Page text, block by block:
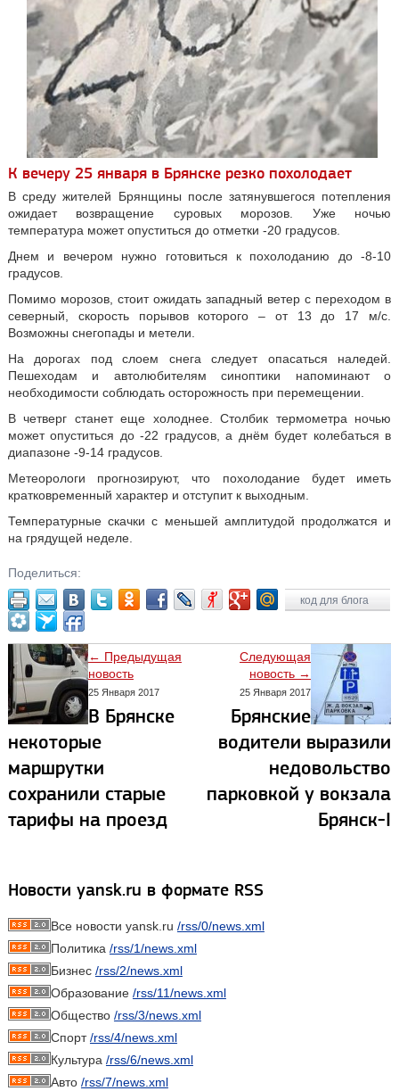
К вечеру 25 января в Брянске резко похолодает
В среду жителей Брянщины после затянувшегося потепления
ожидает возвращение суровых морозов. Уже ночью
температура может опуститься до отметки -20 градусов.
Днем и вечером нужно готовиться к похолоданию до -8-10
градусов.
Помимо морозов, стоит ожидать западный ветер с переходом в
северный, скорость порывов которого – от 13 до 17 м/с.
Возможны снегопады и метели.
На дорогах под слоем снега следует опасаться наледей.
Пешеходам и автолюбителям синоптики напоминают о
необходимости соблюдать осторожность при перемещении.
В четверг станет еще холоднее. Столбик термометра ночью
может опуститься до -22 градусов, а днём будет колебаться в
диапазоне -9-14 градусов.
Метеорологи прогнозируют, что похолодание будет иметь
кратковременный характер и отступит к выходным.
Температурные скачки с меньшей амплитудой продолжатся и
на грядущей неделе.
Поделиться:
код для блога
← Предыдущая
новость
25 Января 2017
В Брянске
некоторые
маршрутки
сохранили старые
тарифы на проезд
Следующая
новость →
25 Января 2017
Брянские
водители выразили
недовольство
парковкой у вокзала
Брянск-I
Новости yansk.ru в формате RSS
Все новости yansk.ru /rss/0/news.xml
Политика /rss/1/news.xml
Бизнес /rss/2/news.xml
Образование /rss/11/news.xml
Общество /rss/3/news.xml
Спорт/rss/4/news.xml
Культура /rss/6/news.xml
Авто /rss/7/news.xml